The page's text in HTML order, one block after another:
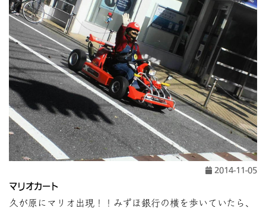
2014-11-05
マリオカート
久が原にマリオ出現！！みずほ銀行の横を歩いていたら、